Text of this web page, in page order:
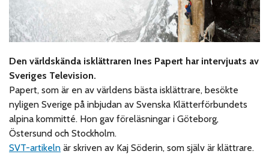
Den världskända isklättraren Ines Papert har intervjuats av
Sveriges Television.
Papert, som är en av världens bästa isklättrare, besökte
nyligen Sverige på inbjudan av Svenska Klätterförbundets
alpina kommitté. Hon gav föreläsningar i Göteborg,
Östersund och Stockholm.
SVT-artikeln är skriven av Kaj Söderin, som själv är klättrare.